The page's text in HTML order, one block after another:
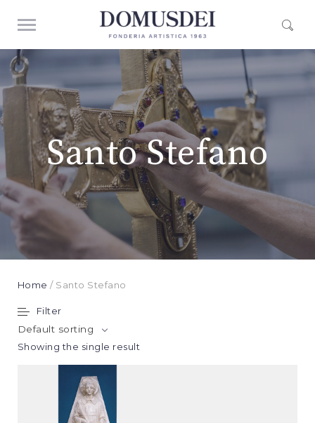
Santo Stefano
Home / Santo Stefano
Showing the single result
Default sorting
Filter